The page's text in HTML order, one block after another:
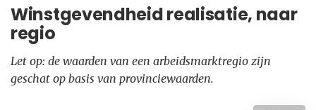
Winstgevendheid realisatie, naar
regio
Let op: de waarden van een arbeidsmarktregio zijn
geschat op basis van provinciewaarden.